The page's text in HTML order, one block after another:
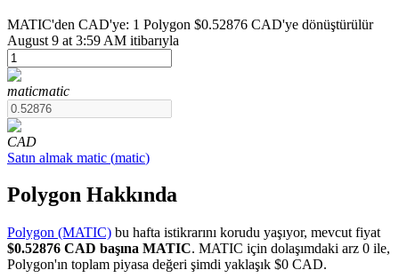
USDT Vadeli İşlemleri
COIN-M Vadeli İşlemleri
Kripto Para Vadeli İşlemleri
MATIC'den CAD'ye: 1 Polygon $0.52876 CAD'ye dönüştürülür
August 9 at 3:59 AM itibarıyla
maticmatic
CAD
Satın almak matic (matic)
Polygon Hakkında
Polygon (MATIC) bu hafta istikrarını korudu yaşıyor, mevcut fiyat
$0.52876 CAD başına MATIC. MATIC için dolaşımdaki arz 0 ile,
Polygon'ın toplam piyasa değeri şimdi yaklaşık $0 CAD.